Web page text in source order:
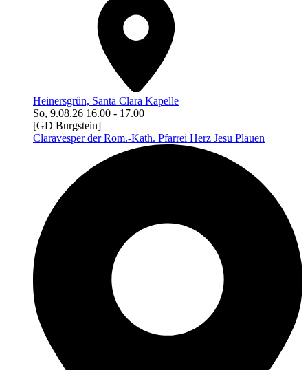
Heinersgrün, Santa Clara Kapelle
So, 9.08.26 16.00 - 17.00
[GD Burgstein]
Claravesper der Röm.-Kath. Pfarrei Herz Jesu Plauen